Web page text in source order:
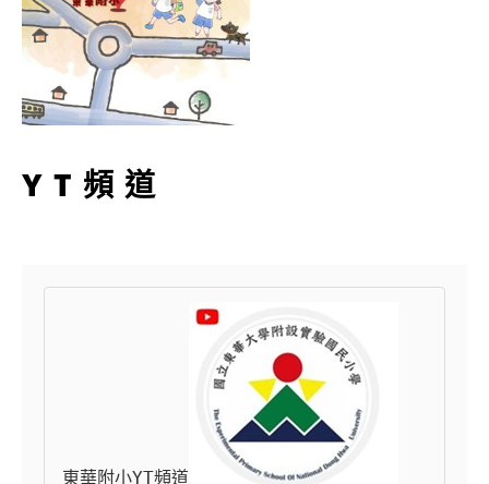
YT頻道
東華附小YT頻道